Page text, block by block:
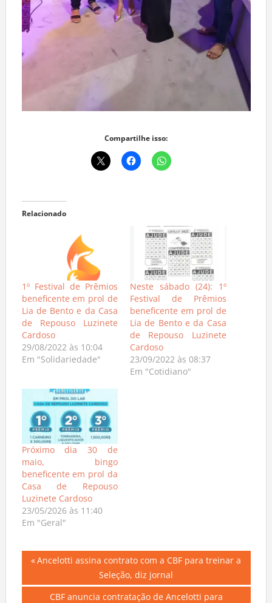
Compartilhe isso:
Relacionado
1º Festival de Prêmios
beneficente em prol de
Lia de Bento e da Casa
de Repouso Luzinete
Cardoso
29/08/2022 às 10:04
Em "Solidariedade"
Neste sábado (24): 1º
Festival de Prêmios
beneficente em prol de
Lia de Bento e da Casa
de Repouso Luzinete
Cardoso
23/09/2022 às 08:37
Em "Cotidiano"
Próximo dia 30 de
maio, bingo
beneficente em prol da
Casa de Repouso
Luzinete Cardoso
23/05/2026 às 11:40
Em "Geral"
Navegação
de
Previous
Ancelotti assina contrato com a CBF para treinar a
Seleção, diz jornal
Next
CBF anuncia contratação de Ancelotti para